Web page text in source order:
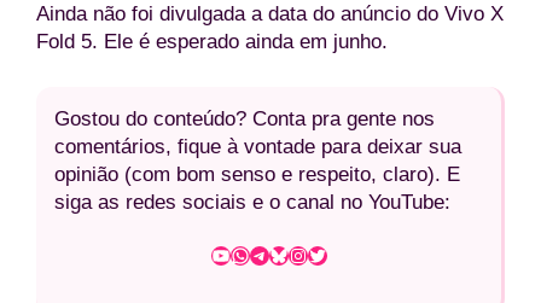
Ainda não foi divulgada a data do anúncio do Vivo X
Fold 5. Ele é esperado ainda em junho.
Gostou do conteúdo? Conta pra gente nos
comentários, fique à vontade para deixar sua
opinião (com bom senso e respeito, claro). E
siga as redes sociais e o canal no YouTube:
Youtube WhatsApp TelegramBluesky InstagramTwitter